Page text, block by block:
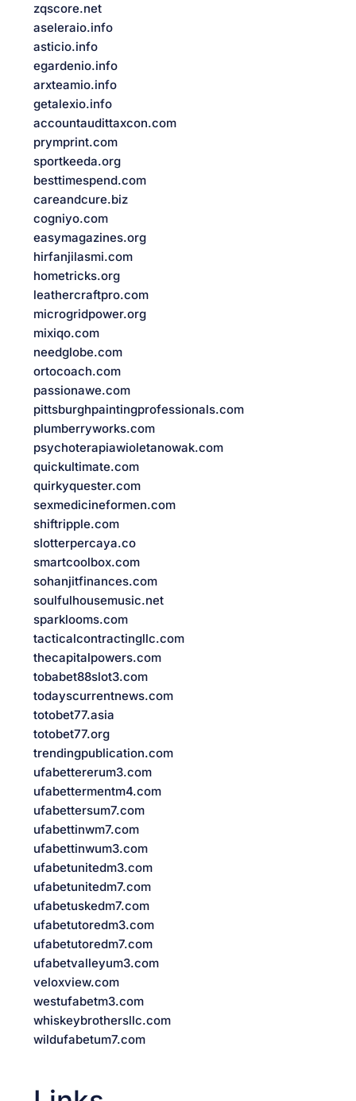
zqscore.net
aseleraio.info
asticio.info
egardenio.info
arxteamio.info
getalexio.info
accountaudittaxcon.com
prymprint.com
sportkeeda.org
besttimespend.com
careandcure.biz
cogniyo.com
easymagazines.org
hirfanjilasmi.com
hometricks.org
leathercraftpro.com
microgridpower.org
mixiqo.com
needglobe.com
ortocoach.com
passionawe.com
pittsburghpaintingprofessionals.com
plumberryworks.com
psychoterapiawioletanowak.com
quickultimate.com
quirkyquester.com
sexmedicineformen.com
shiftripple.com
slotterpercaya.co
smartcoolbox.com
sohanjitfinances.com
soulfulhousemusic.net
sparklooms.com
tacticalcontractingllc.com
thecapitalpowers.com
tobabet88slot3.com
todayscurrentnews.com
totobet77.asia
totobet77.org
trendingpublication.com
ufabettererum3.com
ufabettermentm4.com
ufabettersum7.com
ufabettinwm7.com
ufabettinwum3.com
ufabetunitedm3.com
ufabetunitedm7.com
ufabetuskedm7.com
ufabetutoredm3.com
ufabetutoredm7.com
ufabetvalleyum3.com
veloxview.com
westufabetm3.com
whiskeybrothersllc.com
wildufabetum7.com